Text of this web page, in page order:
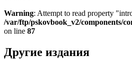
Warning: Attempt to read property
/var/ftp/pskovbook_v2/components/
on line 87
Другие издания